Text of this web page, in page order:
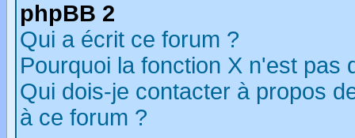
phpBB 2
Qui a écrit ce forum ?
Pourquoi la fonction X n'est pas
Qui dois-je contacter à propos
à ce forum ?